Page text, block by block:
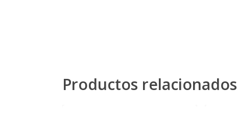
Productos relacionados